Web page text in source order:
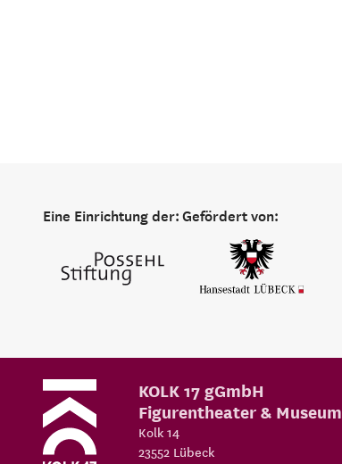
Eine Einrichtung der:Gefördert von:
KOLK 17 gGmbH
Figurentheater & Museum
Kolk 14
23552 Lübeck